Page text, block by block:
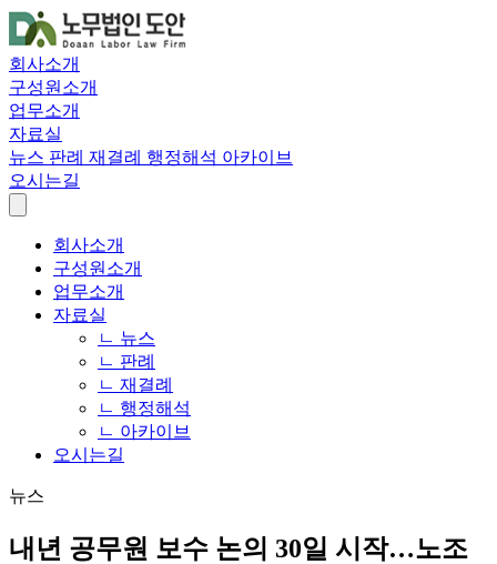
회사소개
구성원소개
업무소개
자료실
뉴스 판례 재결례 행정해석 아카이브
오시는길
회사소개
구성원소개
업무소개
자료실
ㄴ 뉴스
ㄴ 판례
ㄴ 재결례
ㄴ 행정해석
ㄴ 아카이브
오시는길
뉴스
내년 공무원 보수 논의 30일 시작…노조